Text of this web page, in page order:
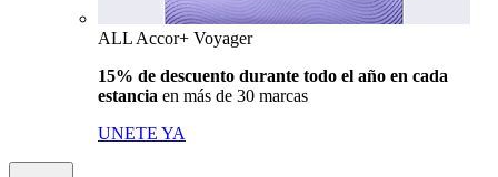
ALL Accor+ Voyager
15% de descuento durante todo el año en cada
estancia en más de 30 marcas
UNETE YA